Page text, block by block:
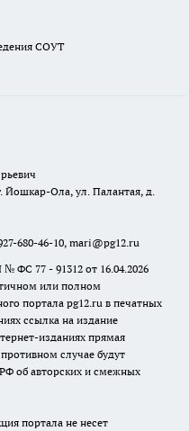
СОУТ
Йошкар-Ола, ул. Палантая, д.
680-46-10, mari@pg12.ru
ФС 77 - 91312 от 16.04.2026
или полном
портала pg12.ru в печатных
ссылка на издание
изданиях прямая
случае будут
об авторских и смежных
портала не несет